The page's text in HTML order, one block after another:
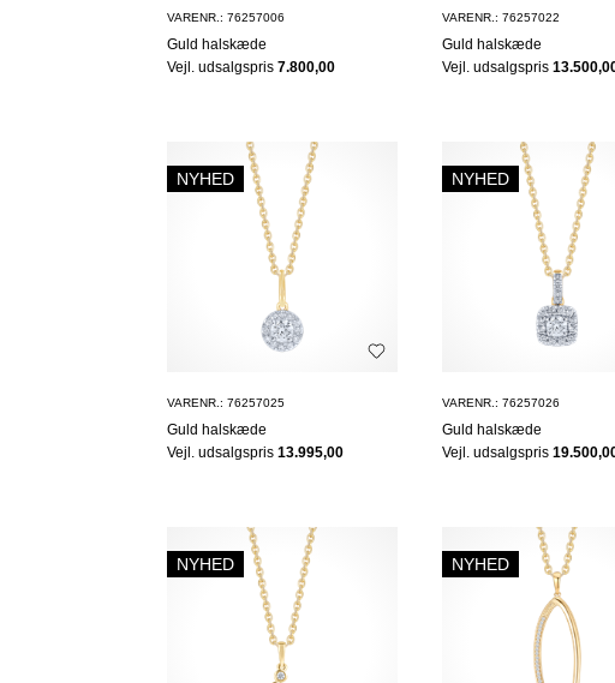
VARENR.: 76257006
Guld halskæde
Vejl. udsalgspris 7.800,00
VARENR.: 76257022
Guld halskæde
Vejl. udsalgspris
NYHED
VARENR.: 76257025
Guld halskæde
Vejl. udsalgspris 13.995,00
NYHED
VARENR.: 76257026
Guld halskæde
Vejl. udsalgspris
NYHED NYHED